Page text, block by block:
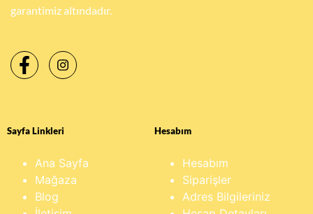
garantimiz altındadır.
Sayfa Linkleri
Ana Sayfa
Mağaza
Blog
Hesabım
Hesabım
Siparişler
Adres Bilgileriniz